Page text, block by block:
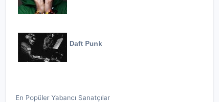
Daft Punk
En Popüler Yabancı Sanatçılar